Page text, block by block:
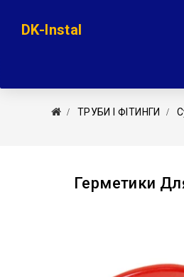
DK-Instal
ТРУБИ І ФІТИНГИ
Герметики